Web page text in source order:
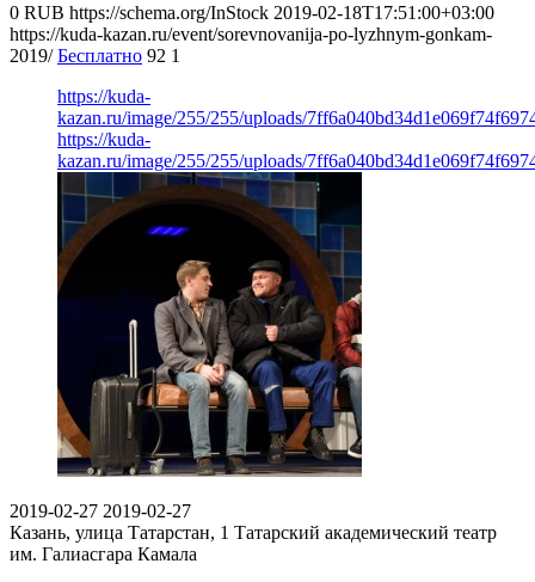
0 RUB https://schema.org/InStock 2019-02-18T17:51:00+03:00
https://kuda-kazan.ru/event/sorevnovanija-po-lyzhnym-gonkam-
2019/ Бесплатно 92 1
https://kuda-
kazan.ru/image/255/255/uploads/
https://kuda-
kazan.ru/image/255/255/uploads/
2019-02-27 2019-02-27
Казань, улица Татарстан, 1 Татарский академический театр
им. Галиасгара Камала